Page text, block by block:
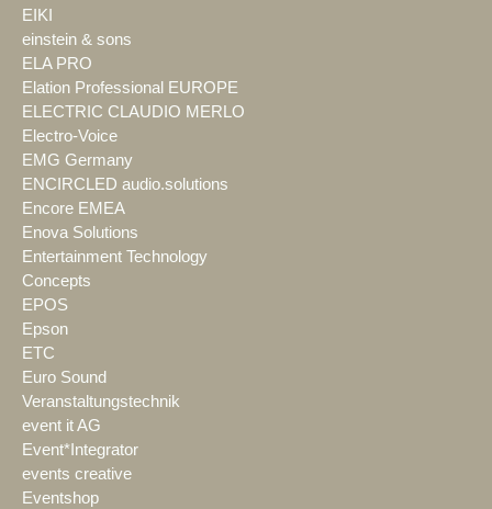
EIKI
einstein & sons
ELA PRO
Elation Professional EUROPE
ELECTRIC CLAUDIO MERLO
Electro-Voice
EMG Germany
ENCIRCLED audio.solutions
Encore EMEA
Enova Solutions
Entertainment Technology
Concepts
EPOS
Epson
ETC
Euro Sound
Veranstaltungstechnik
event it AG
Event*Integrator
events creative
Eventshop